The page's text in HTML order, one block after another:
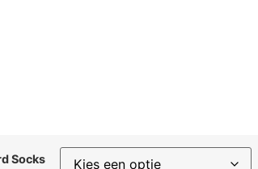
Socks